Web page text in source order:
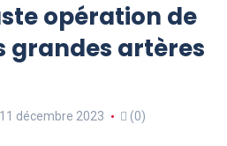
opération de
grandes artères
11 décembre 2023 (0)